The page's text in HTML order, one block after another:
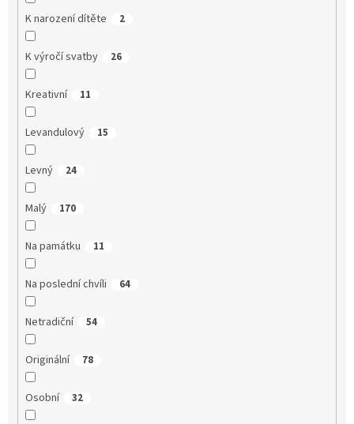
K narození dítěte 2
K výročí svatby 26
Kreativní 11
Levandulový 15
Levný 24
Malý 170
Na památku 11
Na poslední chvíli 64
Netradiční 54
Originální 78
Osobní 32